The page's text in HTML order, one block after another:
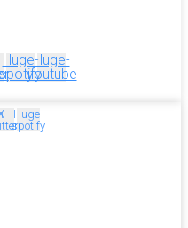
Huge-
spotify
Huge-
youtube
Huge-
spotify